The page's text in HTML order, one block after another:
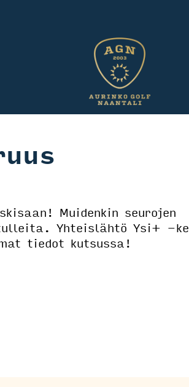
Muidenkin seurojen
Yhteislähtö Ysi+ -
tiedot kutsussa!